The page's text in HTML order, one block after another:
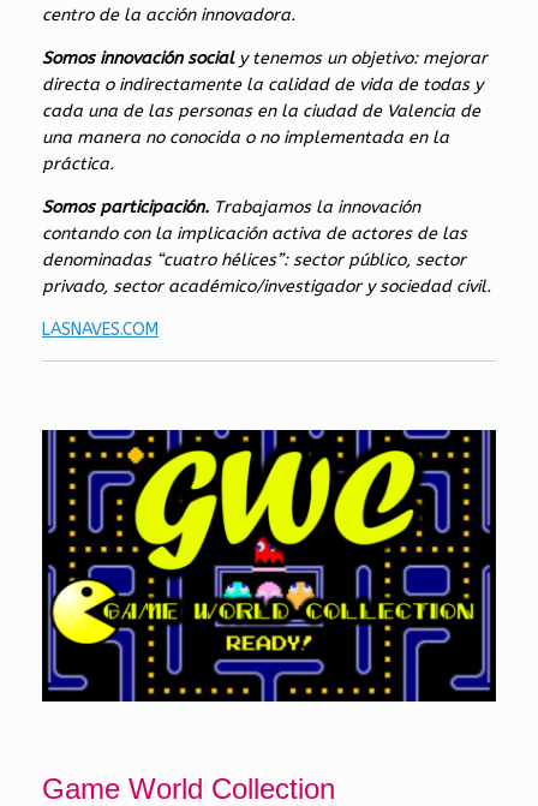
centro de la acción innovadora.
Somos innovación socialy tenemos un objetivo: mejorar
directa o indirectamente la calidad de vida de todas y
cada una de las personas en la ciudad de Valencia de
una manera no conocida o no implementada en la
práctica.
Somos participación. Trabajamos la innovación
contando con la implicación activa de actores de las
denominadas “cuatro hélices”: sector público, sector
privado, sector académico/investigador y sociedad civil.
LASNAVES.COM
Game World Collection